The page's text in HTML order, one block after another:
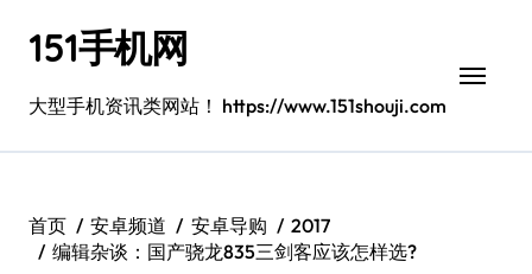
151手机网
大型手机资讯类网站！ https://www.151shouji.com
首页 安卓频道 安卓导购
2017
编辑杂谈：国产骁龙835三剑客应该怎样选?